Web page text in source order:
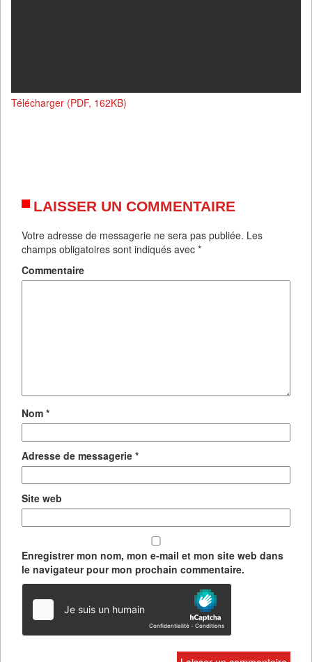
Télécharger (PDF, 162KB)
LAISSER UN COMMENTAIRE
Votre adresse de messagerie ne sera pas publiée. Les
champs obligatoires sont indiqués avec *
Commentaire
Nom *
Adresse de messagerie *
Site web
Enregistrer mon nom, mon e-mail et mon site web dans
le navigateur pour mon prochain commentaire.